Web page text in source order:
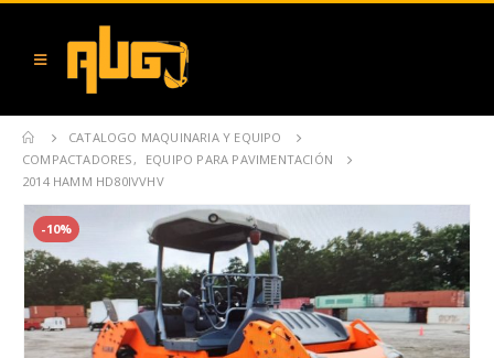
CATALOGO MAQUINARIA Y EQUIPO
COMPACTADORES,
EQUIPO PARA PAVIMENTACIÓN
2014 HAMM HD80IVVHV
-10%